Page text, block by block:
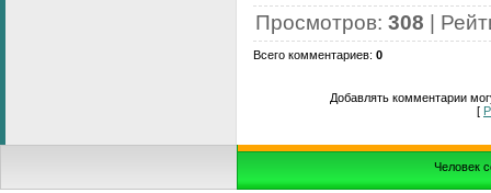
Просмотров: 308 |
Всего комментариев: 0
Добавлять комментарии
[
Человек